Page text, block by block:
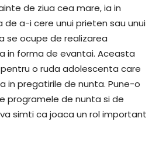
de ziua cea mare, ia in
a-i cere unui prieten sau unui
se ocupe de realizarea
in forma de evantai. Aceasta
o ruda adolescenta care
in pregatirile de nunta. Pune-o
programele de nunta si de
simti ca joaca un rol important